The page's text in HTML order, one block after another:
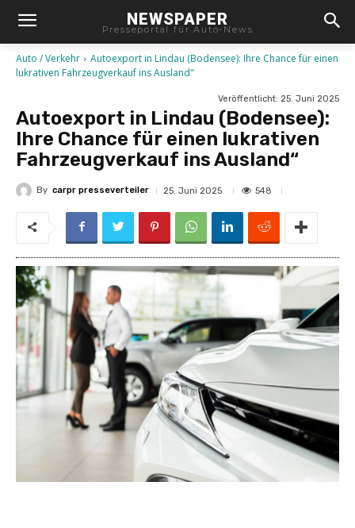
NEWSPAPER
Presseportal für Auto-News
Auto / Verkehr
Autoexport in Lindau (Bodensee): Ihre Chance für einen
lukrativen Fahrzeugverkauf ins Ausland"
Veröffentlicht: 25. Juni 2025
Autoexport in Lindau (Bodensee):
Ihre Chance für einen lukrativen
Fahrzeugverkauf ins Ausland“
By carpr presseverteiler 25. Juni 2025 548